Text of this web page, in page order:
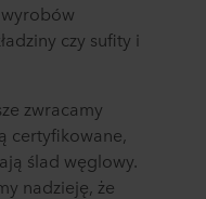
czy sufity i
zwracamy
certyfikowane,
ślad węglowy.
nadzieję, że